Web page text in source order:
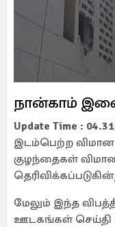
நான்காம்
Update Time :
இடம்பெற்ற விமான
குழந்தைகள்
மேலும் இந்த
ஊடகங்கள் செய்தி